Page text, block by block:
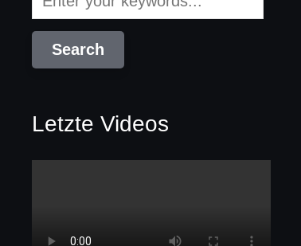
Letzte Videos